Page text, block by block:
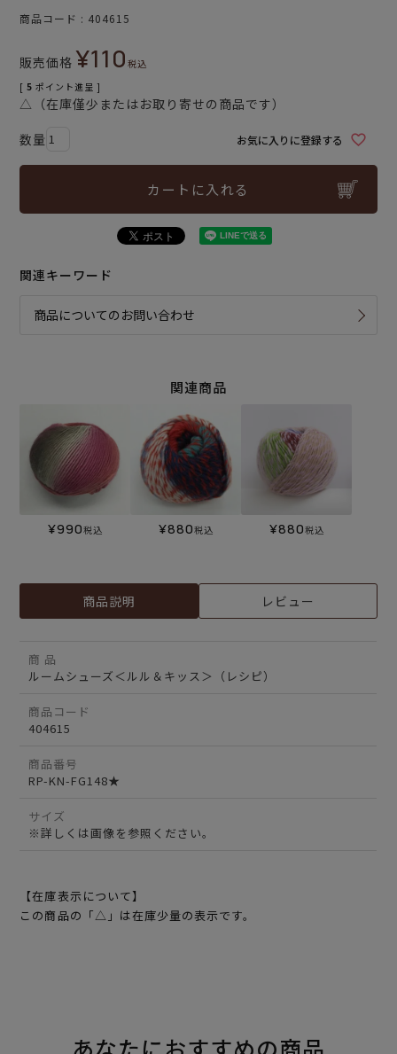
商品コード 404615
販売価格 ¥110税込
[ 5 ポイント進呈 ]
△（在庫僅少またはお取り寄せの商品です）
お気に入りに登録する
カートに入れる
関連キーワード
商品についてのお問い合わせ
関連商品
¥990税込 ¥880税込 ¥880税込
商品説明 レビュー
商 品
ルームシューズ＜ルル＆キッス＞（レシピ）
商品コード
404615
商品番号
RP-KN-FG148★
サイズ
※詳しくは画像を参照ください。
【在庫表示について】
この商品の「△」は在庫少量の表示です。